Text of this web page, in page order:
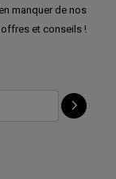
manquer de nos
et conseils !